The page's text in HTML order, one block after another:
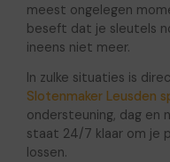
meest ongelegen
beseft dat je sleutels
ineens niet meer.
In zulke situaties is
Slotenmaker Leusden
ondersteuning, dag en
staat 24/7 klaar om je
lossen.